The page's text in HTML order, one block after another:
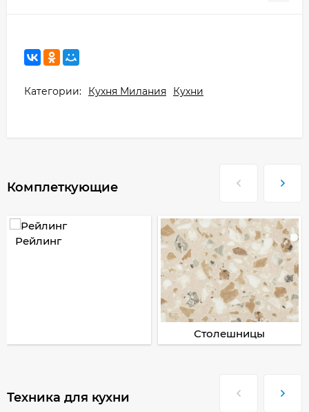
Категории: Кухня Милания Кухни
Комплеткующие
Рейлинг
Столешницы
Техника для кухни